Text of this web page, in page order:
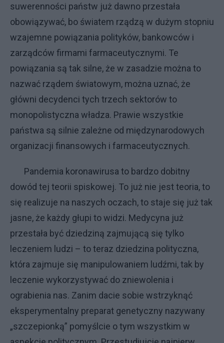
suwerenności państw już dawno przestała
obowiązywać, bo światem rządzą w dużym stopniu
wzajemne powiązania polityków, bankowców i
zarządców firmami farmaceutycznymi. Te
powiązania są tak silne, że w zasadzie można to
nazwać rządem światowym, można uznać, że
główni decydenci tych trzech sektorów to
monopolistyczna władza. Prawie wszystkie
państwa są silnie zależne od międzynarodowych
organizacji finansowych i farmaceutycznych.
Pandemia koronawirusa to bardzo dobitny
dowód tej teorii spiskowej. To już nie jest teoria, to
się realizuje na naszych oczach, to staje się już tak
jasne, że każdy głupi to widzi. Medycyna już
przestała być dziedziną zajmującą się tylko
leczeniem ludzi – to teraz dziedzina polityczna,
która zajmuje się manipulowaniem ludźmi, tak by
leczenie wykorzystywać do zniewolenia i
ograbienia nas. Zanim dacie sobie wstrzyknąć
eksperymentalny preparat genetyczny nazywany
„szczepionką” pomyślcie o tym wszystkim w